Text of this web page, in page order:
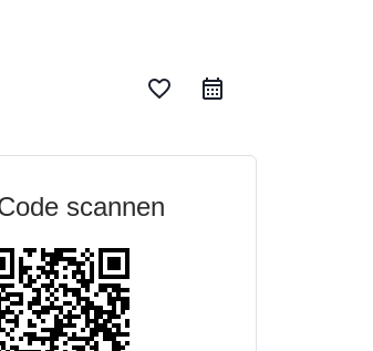
favorite_border
scannen